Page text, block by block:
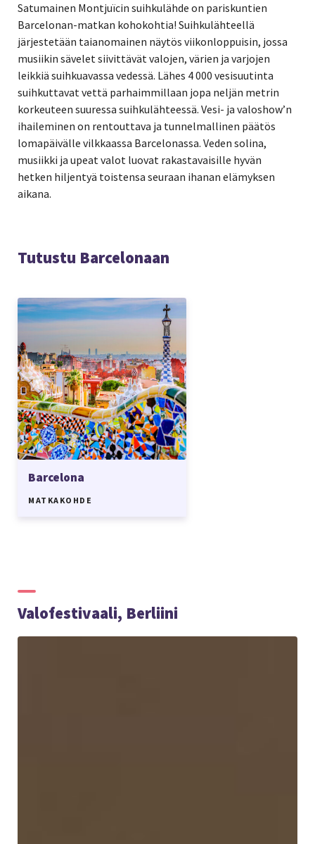
Satumainen Montjuïcin suihkulähde on pariskuntien
Barcelonan-matkan kohokohtia! Suihkulähteellä
järjestetään taianomainen näytös viikonloppuisin, jossa
musiikin sävelet siivittävät valojen, värien ja varjojen
leikkiä suihkuavassa vedessä. Lähes 4 000 vesisuutinta
suihkuttavat vettä parhaimmillaan jopa neljän metrin
korkeuteen suuressa suihkulähteessä. Vesi- ja valoshow’n
ihaileminen on rentouttava ja tunnelmallinen päätös
lomapäivälle vilkkaassa Barcelonassa. Veden solina,
musiikki ja upeat valot luovat rakastavaisille hyvän
hetken hiljentyä toistensa seuraan ihanan elämyksen
aikana.
Tutustu Barcelonaan
Barcelona
MATKAKOHDE
Valofestivaali, Berliini